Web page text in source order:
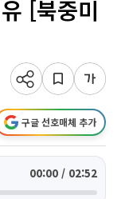
[북중미
구글 선호매체 추가
00:00 / 02:52